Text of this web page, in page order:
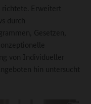
richtete. Erweitert
durch
Gesetzen,
von Individueller
hin untersucht